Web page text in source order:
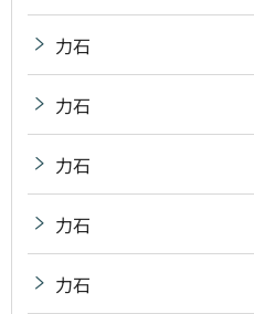
力石
力石
力石
力石
力石